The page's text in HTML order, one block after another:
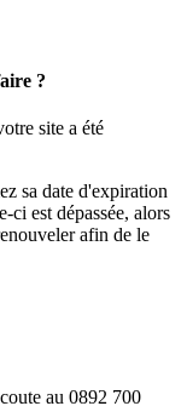
?
site a été
sa date d'expiration
ci est dépassée, alors
afin de le
au 0892 700